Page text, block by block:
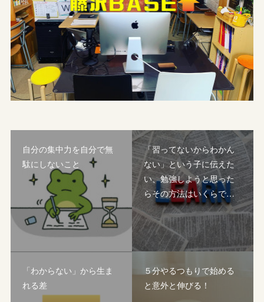
自分の集中力を自分で無
駄にしないこと
「習ってないからわかん
ない」という子に伝えた
い、勉強しようと思った
らその方法はいくらで…
「わからない」から生ま
れる差
５分やるつもりで始める
と意外と伸びる！